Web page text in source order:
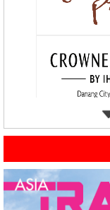
Previous